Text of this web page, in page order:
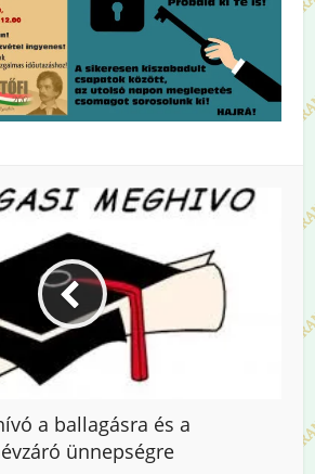
a ballagásra és a
ünnepségre